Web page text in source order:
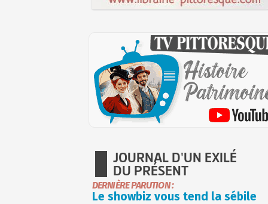
JOURNAL D'UN EXILÉ
DU PRÉSENT
DERNIÈRE PARUTION :
Le showbiz vous tend la sébile